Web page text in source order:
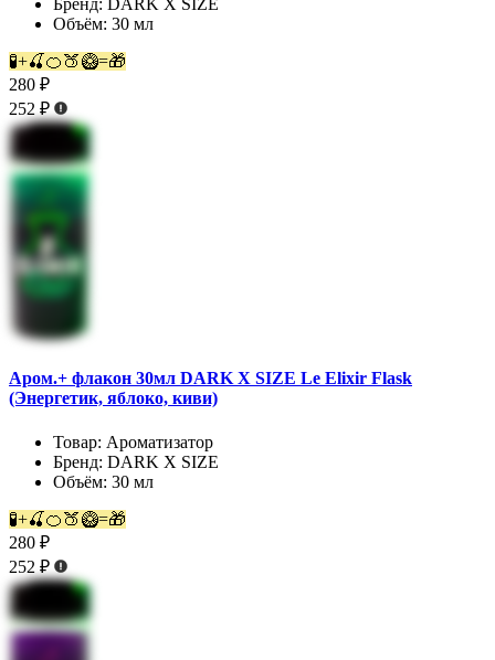
Бренд: DARK X SIZE
Объём: 30 мл
🧪+🍒🍊🍑🥝=🎁
280 ₽
252 ₽
Аром.+ флакон 30мл DARK X SIZE Le Elixir Flask
(Энергетик, яблоко, киви)
Товар: Ароматизатор
Бренд: DARK X SIZE
Объём: 30 мл
🧪+🍒🍊🍑🥝=🎁
280 ₽
252 ₽